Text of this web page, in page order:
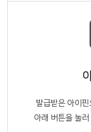
발급받은 아이
아래 버튼을 눌